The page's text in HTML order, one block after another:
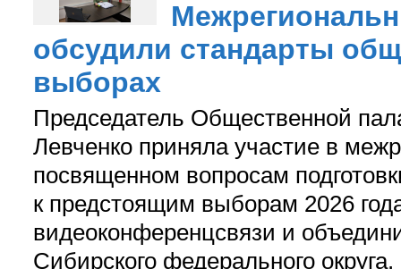
обсудили стандарты
выборах
Председатель Общественной
Левченко приняла участие в
посвященном вопросам
к предстоящим выборам 2026
видеоконференцсвязи и
Сибирского федерального округа.